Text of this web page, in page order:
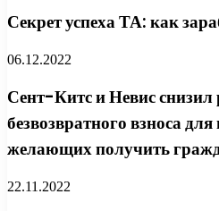
Секрет успеха ТА: как
06.12.2022
Сент-Китс и Невис снизил
безвозвратного взноса
желающих получить
22.11.2022